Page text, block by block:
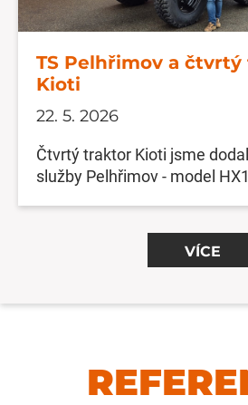
TS Pelhřimov a
Kioti
22. 5. 2026
Čtvrtý traktor Kioti jsme
služby Pelhřimov - model
VÍCE